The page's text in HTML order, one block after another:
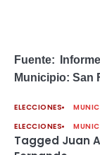
Fuente:
Municipio: San
ELECCIONES
ELECCIONES
Tagged Juan